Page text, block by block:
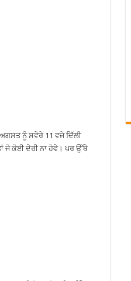
ਨੂੰ ਸਵੇਰੇ 11 ਵਜੇ ਦਿੱਲੀ
ਜੋ ਕੋਈ ਦੇਰੀ ਨਾ ਹੋਵੇ। ਪਰ ਉੱਥੇ